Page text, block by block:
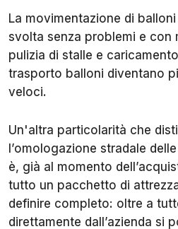
La movimentazione di
svolta senza problemi e con
pulizia di stalle e
trasporto balloni diventano
veloci.
Un'altra particolarità che
l’omologazione stradale
è, già al momento
tutto un pacchetto di
definire completo: oltre a
direttamente dall’azienda si